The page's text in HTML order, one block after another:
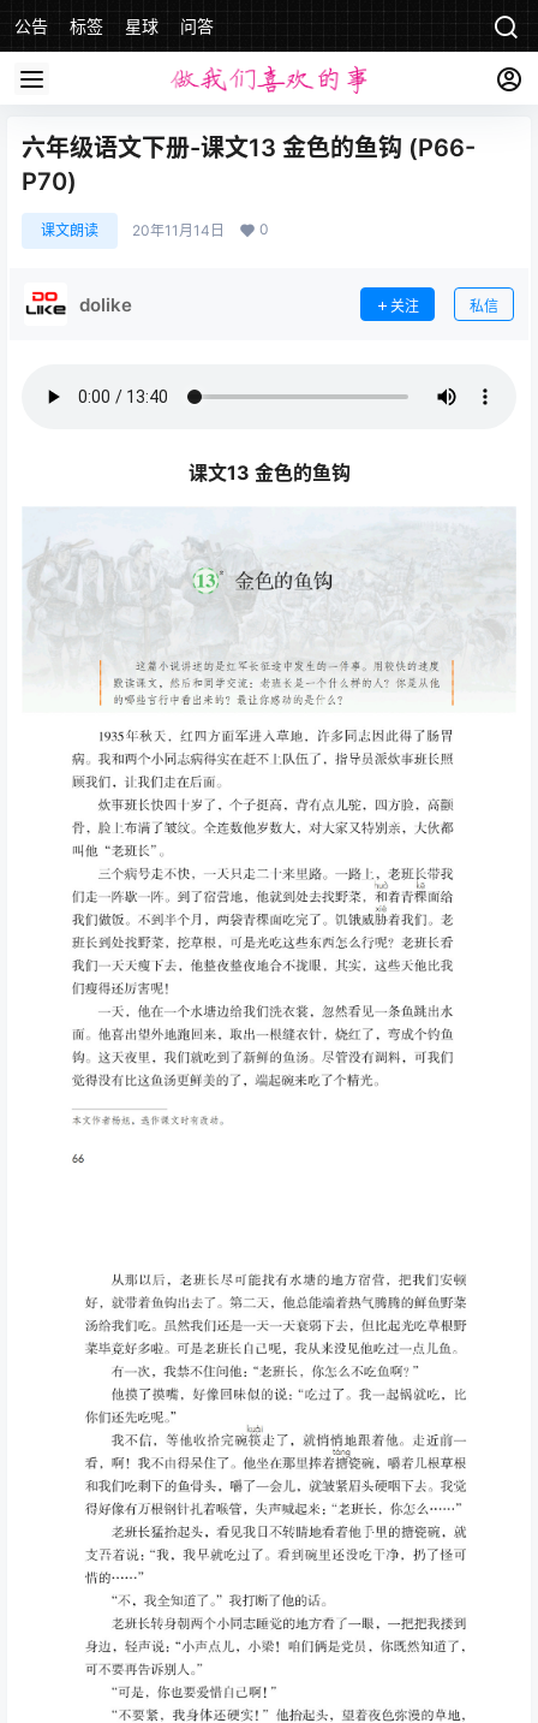
公告 标签 星球 问答
六年级语文下册-课文13 金色的鱼钩 (P66-
P70)
课文朗读 20年11月14日 0
dolike 关注 私信
课文13 金色的鱼钩